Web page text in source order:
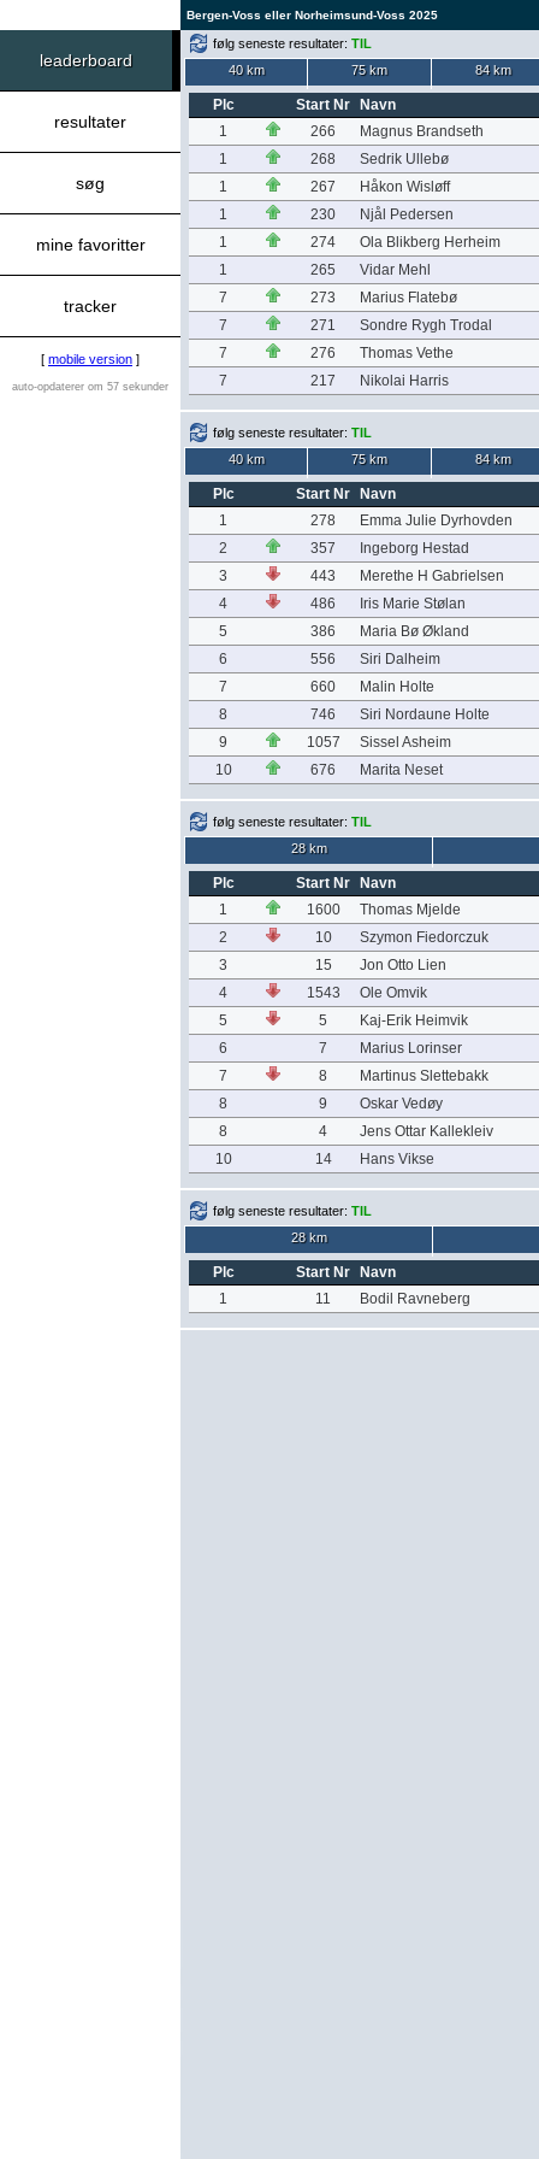
Bergen-Voss eller Norheimsund-Voss 2025
leaderboard
resultater
søg
mine favoritter
tracker
[ mobile version ]
auto-opdaterer om 57 sekunder
følg seneste resultater: TIL
40 km
75 km 84 km
Plc Start Nr
Navn
1
266
Magnus Brandseth
1
268
Sedrik Ullebø
1
267
Håkon Wisløff
1
230
Njål Pedersen
1
274
Ola Blikberg Herheim
1
265
Vidar Mehl
7
273
Marius Flatebø
7
271
Sondre Rygh Trodal
7
276
Thomas Vethe
7
217 Nikolai Harris
følg seneste resultater: TIL
40 km
75 km 84 km
Plc Start Nr
Navn
1
278
Emma Julie Dyrhovden
2
357
Ingeborg Hestad
3
443
Merethe H Gabrielsen
4
486
Iris Marie Stølan
5
386
Maria Bø Økland
6
556
Siri Dalheim
7
660
Malin Holte
8
746
Siri Nordaune Holte
9
1057
Sissel Asheim
10
676 Marita Neset
følg seneste resultater: TIL
28 km
Plc Start Nr
Navn
1
1600
Thomas Mjelde
2
10
Szymon Fiedorczuk
3
15
Jon Otto Lien
4
1543
Ole Omvik
5
5
Kaj-Erik Heimvik
6
7
Marius Lorinser
7
8
Martinus Slettebakk
8
9
Oskar Vedøy
8
4
Jens Ottar Kallekleiv
10
14 Hans Vikse
følg seneste resultater: TIL
28 km
Plc Start Nr
Navn
1
11 Bodil Ravneberg